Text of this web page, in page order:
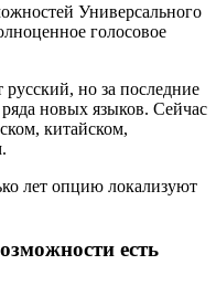
Универсального
голосовое
но за последние
новых языков. Сейчас
китайском,
лет опцию локализуют
есть